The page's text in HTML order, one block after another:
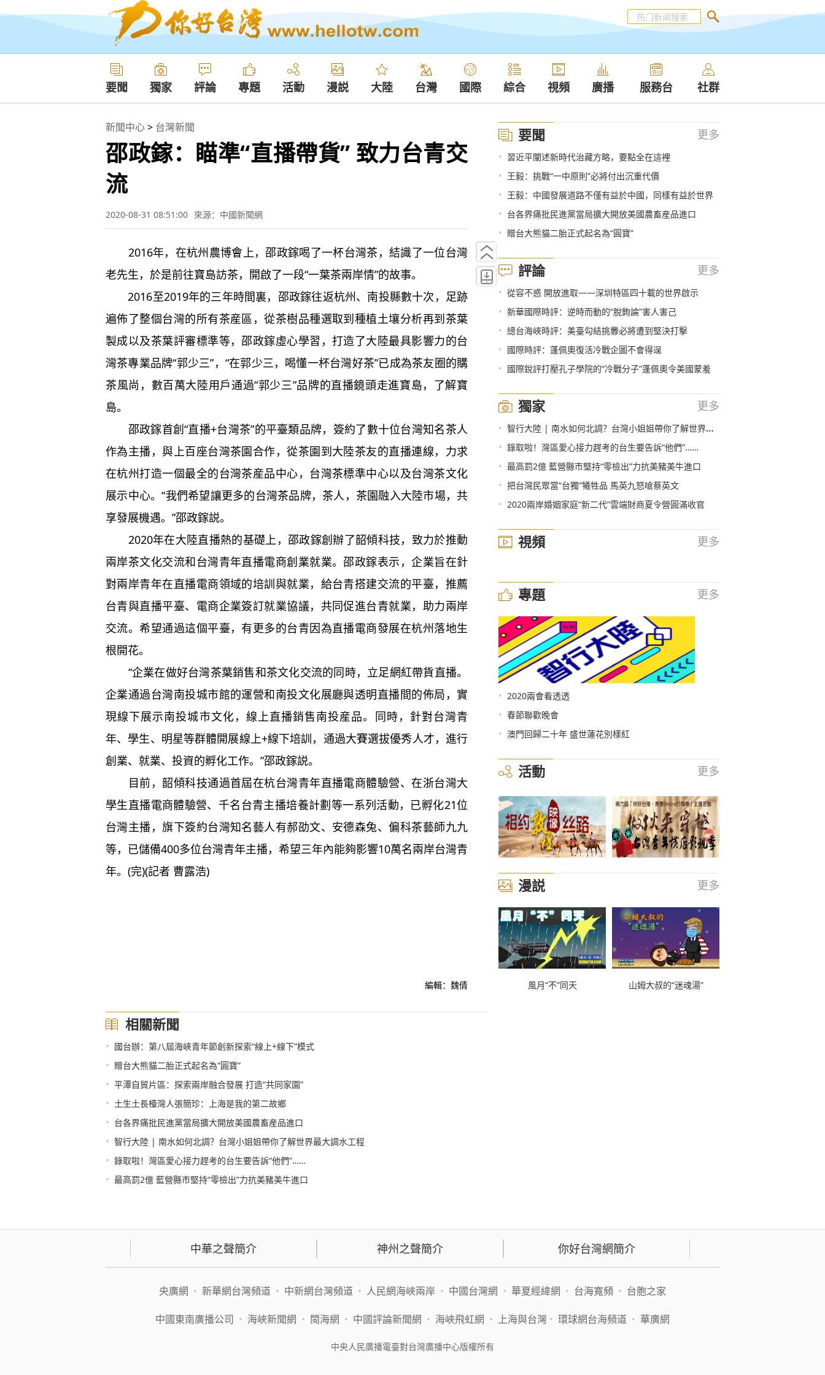
要聞 獨家 評論 專題 活動 漫説 大陸 台灣 國際 綜合 視頻 廣播 服務台 社群
新聞中心> 台灣新聞
邵政鎵：瞄準“直播帶貨” 致力台青交
流
2020-08-31 08:51:00 來源：中國新聞網
2016年，在杭州農博會上，邵政鎵喝了一杯台灣茶，結識了一位台灣
老先生，於是前往寶島訪茶，開啟了一段“一葉茶兩岸情”的故事。
2016至2019年的三年時間裏，邵政鎵往返杭州、南投縣數十次，足跡
遍佈了整個台灣的所有茶産區，從茶樹品種選取到種植土壤分析再到茶葉
製成以及茶葉評審標準等，邵政鎵虛心學習，打造了大陸最具影響力的台
灣茶專業品牌“郭少三”，“在郭少三，喝懂一杯台灣好茶”已成為茶友圈的購
茶風尚，數百萬大陸用戶通過“郭少三”品牌的直播鏡頭走進寶島，了解寶
島。
邵政鎵首創“直播+台灣茶”的平臺類品牌，簽約了數十位台灣知名茶人
作為主播，與上百座台灣茶園合作，從茶園到大陸茶友的直播連線，力求
在杭州打造一個最全的台灣茶産品中心，台灣茶標準中心以及台灣茶文化
展示中心。“我們希望讓更多的台灣茶品牌，茶人，茶園融入大陸市場，共
享發展機遇。”邵政鎵説。
2020年在大陸直播熱的基礎上，邵政鎵創辦了韶傾科技，致力於推動
兩岸茶文化交流和台灣青年直播電商創業就業。邵政鎵表示，企業旨在針
對兩岸青年在直播電商領域的培訓與就業，給台青搭建交流的平臺，推薦
台青與直播平臺、電商企業簽訂就業協議，共同促進台青就業，助力兩岸
交流。希望通過這個平臺，有更多的台青因為直播電商發展在杭州落地生
根開花。
“企業在做好台灣茶葉銷售和茶文化交流的同時，立足網紅帶貨直播。
企業通過台灣南投城市館的運營和南投文化展廳與透明直播間的佈局，實
現線下展示南投城市文化，線上直播銷售南投産品。同時，針對台灣青
年、學生、明星等群體開展線上+線下培訓，通過大賽選拔優秀人才，進行
創業、就業、投資的孵化工作。”邵政鎵説。
目前，韶傾科技通過首屆在杭台灣青年直播電商體驗營、在浙台灣大
學生直播電商體驗營、千名台青主播培養計劃等一系列活動，已孵化21位
台灣主播，旗下簽約台灣知名藝人有郝劭文、安德森兔、偏科茶藝師九九
等，已儲備400多位台灣青年主播，希望三年內能夠影響10萬名兩岸台灣青
年。(完)(記者 曹露浩)
編輯：魏倩
相關新聞
• 國台辦：第八屆海峽青年節創新探索“線上+線下”模式
• 贈台大熊貓二胎正式起名為“圓寶”
• 平潭自貿片區：探索兩岸融合發展 打造“共同家園”
• 土生土長檯灣人張簡珍：上海是我的第二故鄉
• 台各界痛批民進黨當局擴大開放美國農畜産品進口
• 智行大陸 | 南水如何北調？台灣小姐姐帶你了解世界最大調水工程
• 錄取啦！灣區愛心接力趕考的台生要告訴“他們”……
• 最高罰2億 藍營縣市堅持“零檢出”力抗美豬美牛進口
要聞 更多
• 習近平闡述新時代治藏方略，要點全在這裡
• 王毅：挑戰“一中原則”必將付出沉重代價
• 王毅：中國發展道路不僅有益於中國，同樣有益於世界
• 台各界痛批民進黨當局擴大開放美國農畜産品進口
• 贈台大熊貓二胎正式起名為“圓寶”
評論 更多
• 從容不惑 開放進取——深圳特區四十載的世界啟示
• 新華國際時評：逆時而動的“脫鉤論”害人害己
• 總台海峽時評：美臺勾結挑釁必將遭到堅決打擊
• 國際時評：蓬佩奧復活冷戰企圖不會得逞
• 國際銳評打壓孔子學院的“冷戰分子”蓬佩奧令美國蒙羞
獨家 更多
• 智行大陸 | 南水如何北調？台灣小姐姐帶你了解世界最大調水工程
• 錄取啦！灣區愛心接力趕考的台生要告訴“他們”……
• 最高罰2億 藍營縣市堅持“零檢出”力抗美豬美牛進口
• 把台灣民眾當“台獨”犧牲品 馬英九怒嗆蔡英文
• 2020兩岸婚姻家庭“新二代”雲端財商夏令營圓滿收官
視頻 更多
專題 更多
• 2020兩會看透透
• 春節聯歡晚會
• 澳門回歸二十年 盛世蓮花別樣紅
活動 更多
漫説 更多
風月“不”同天 山姆大叔的“迷魂湯”
中華之聲簡介 神州之聲簡介 你好台灣網簡介
央廣網 • 新華網台灣頻道 • 中新網台灣頻道 • 人民網海峽兩岸 • 中國台灣網 • 華夏經緯網 • 台海寬頻 • 台胞之家
中國東南廣播公司 • 海峽新聞網 • 閩海網 • 中國評論新聞網 • 海峽飛虹網 • 上海與台灣 • 環球網台海頻道 • 華廣網
中央人民廣播電臺對台灣廣播中心版權所有